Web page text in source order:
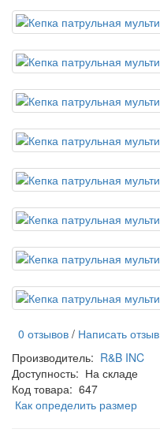
0 отзывов / Написать отзыв
Производитель: R&B INC
Доступность: На складе
Код товара: 647
Как определить размер